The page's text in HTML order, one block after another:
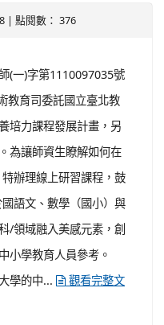
| 點閱數： 376
(一)字第1110097035號
教育司委託國立臺北教
培力課程發展計畫，另
為讓師資生瞭解如何在
辦理線上研習課程，鼓
語文、數學（國小）與
/領域融入美感元素，創
小學教育人員參考。
學的中...
觀看完整文